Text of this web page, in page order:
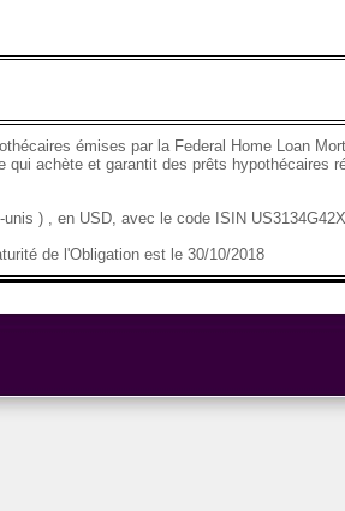
émises par la Federal Home Loan
qui achète et garantit des prêts hypothécaires
) , en USD, avec le code ISIN
de l'Obligation est le 30/10/2018